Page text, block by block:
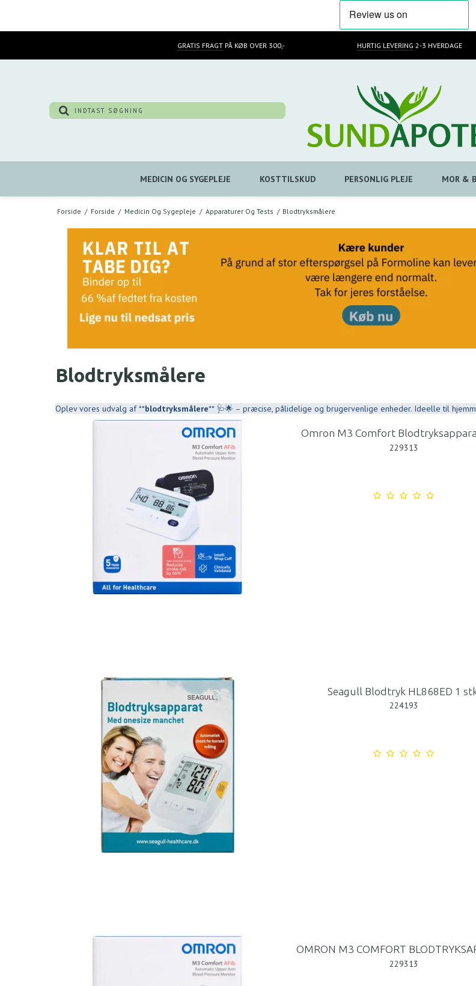
GRATIS FRAGTPÅ KØB OVER 300,- HURTIG LEVERING 2-3 HVERDAGE
MEDICIN OG SYGEPLEJE KOSTTILSKUD PERSONLIG PLEJE MOR &
Forside / Forside / Medicin Og Sygepleje / Apparaturer Og Tests / Blodtryksmålere
Blodtryksmålere
Oplev vores udvalg af **blodtryksmålere** 🩺🌟 – præcise, pålidelige og brugervenlige enheder. Ideelle til
Omron M3 Comfort
229313
Seagull Blodtryk HL868ED 1
224193
OMRON M3 COMFORT
229313